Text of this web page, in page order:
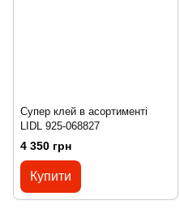
Супер клей в асортименті
LIDL 925-068827
4 350 грн
Купити